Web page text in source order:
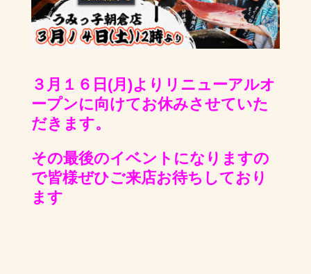
３月１６日(月)よりリニューアルオ
ープンに向けてお休みさせていた
だきます。
その最後のイベントになりますの
で皆様ぜひご来店お待ちしており
ます